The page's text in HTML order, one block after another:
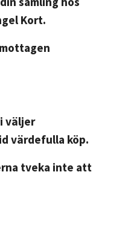
Kort.
väljer
värdefulla köp.
tveka inte att